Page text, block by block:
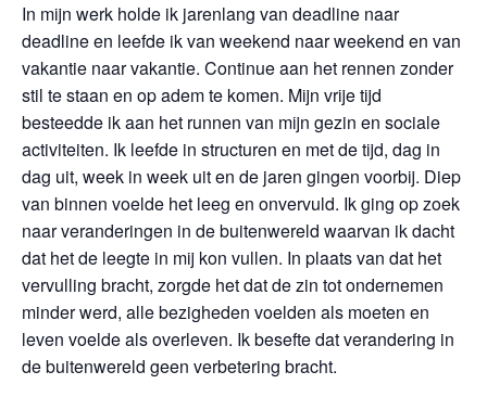
In mijn werk holde ik jarenlang van deadline naar
deadline en leefde ik van weekend naar weekend en van
vakantie naar vakantie. Continue aan het rennen zonder
stil te staan en op adem te komen. Mijn vrije tijd
besteedde ik aan het runnen van mijn gezin en sociale
activiteiten. Ik leefde in structuren en met de tijd, dag in
dag uit, week in week uit en de jaren gingen voorbij. Diep
van binnen voelde het leeg en onvervuld. Ik ging op zoek
naar veranderingen in de buitenwereld waarvan ik dacht
dat het de leegte in mij kon vullen. In plaats van dat het
vervulling bracht, zorgde het dat de zin tot ondernemen
minder werd, alle bezigheden voelden als moeten en
leven voelde als overleven. Ik besefte dat verandering in
de buitenwereld geen verbetering bracht.